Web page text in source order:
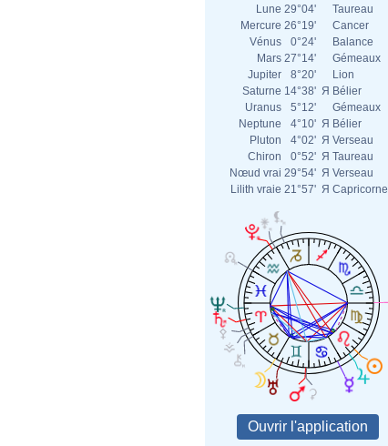
Lune 29°04'
Taureau
Mercure 26°19'
Cancer
Vénus
0°24'
Balance
Mars 27°14'
Gémeaux
Jupiter
8°20'
Lion
Saturne 14°38' Я Bélier
Uranus
5°12'
Gémeaux
Neptune
4°10' Я Bélier
Pluton
4°02' Я Verseau
Chiron
0°52' Я Taureau
Nœud vrai 29°54' Я Verseau
Lilith vraie 21°57' Я Capricorne